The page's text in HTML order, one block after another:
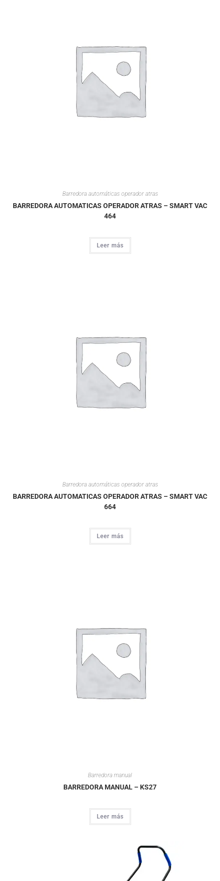
Barredora automáticas operador atras
BARREDORA AUTOMATICAS OPERADOR ATRAS – SMART VAC
464
Leer más
Barredora automáticas operador atras
BARREDORA AUTOMATICAS OPERADOR ATRAS – SMART VAC
664
Leer más
Barredora manual
BARREDORA MANUAL – KS27
Leer más